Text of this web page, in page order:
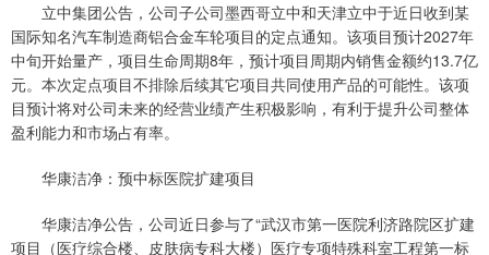
立中集团公告，公司子公司墨西哥立中和天津立中于近日收到某
国际知名汽车制造商铝合金车轮项目的定点通知。该项目预计2027年
中旬开始量产，项目生命周期8年，预计项目周期内销售金额约13.7亿
元。本次定点项目不排除后续其它项目共同使用产品的可能性。该项
目预计将对公司未来的经营业绩产生积极影响，有利于提升公司整体
盈利能力和市场占有率。
华康洁净：预中标医院扩建项目
华康洁净公告，公司近日参与了“武汉市第一医院利济路院区扩建
项目（医疗综合楼、皮肤病专科大楼）医疗专项特殊科室工程第一标